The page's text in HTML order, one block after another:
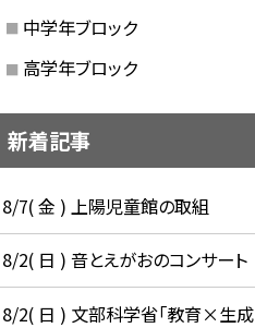
中学年ブロック
高学年ブロック
新着記事
8/7( 金 ) 上陽児童館の取組
8/2( 日 ) 音とえがおのコンサート
8/2( 日 ) 文部科学省「教育×生成